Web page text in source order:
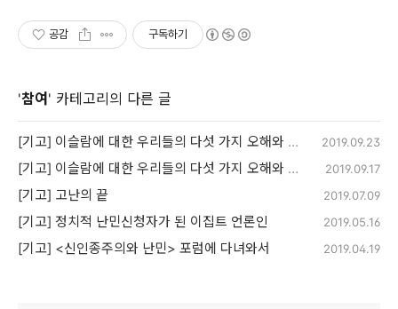
공감 구독하기
'참여 ' 카테고리의 다른 글
[기고] 이슬람에 대한 우리들의 다섯 가지 오해와 편견들 2편 2019.09.23
[기고] 이슬람에 대한 우리들의 다섯 가지 오해와 편견들 1편 2019.09.17
[기고] 고난의 끝 2019.07.09
[기고] 정치적 난민신청자가 된 이집트 언론인 2019.05.16
[기고] <신인종주의와 난민> 포럼에 다녀와서 2019.04.19